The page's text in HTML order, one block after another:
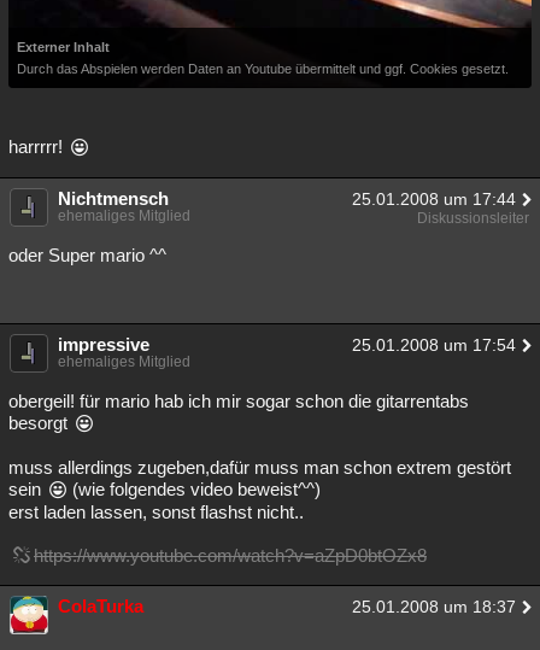
Externer Inhalt
Durch das Abspielen werden Daten an Youtube übermittelt und ggf. Cookies gesetzt.
harrrrr!
Nichtmensch 25.01.2008 um 17:44
ehemaliges Mitglied Diskussionsleiter
oder Super mario ^^
impressive 25.01.2008 um 17:54
ehemaliges Mitglied
obergeil! für mario hab ich mir sogar schon die gitarrentabs
besorgt
muss allerdings zugeben,dafür muss man schon extrem gestört
sein
(wie folgendes video beweist^^)
erst laden lassen, sonst flashst nicht..
https://www.youtube.com/watch?v=aZpD0btOZx8
ColaTurka 25.01.2008 um 18:37